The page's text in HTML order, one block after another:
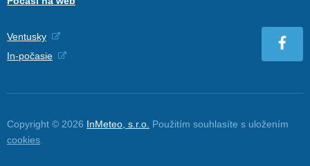
Ventusky
In-počasie
Copyright © 2026 InMeteo, s.r.o. Použitím souhlasíte s uložením
cookies